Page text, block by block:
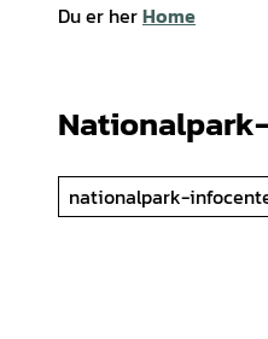
Du er herHome
nationalpark-